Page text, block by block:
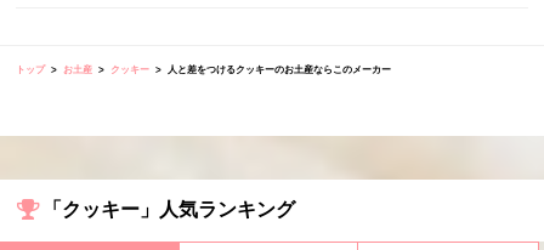
トップ お土産 クッキー 人と差をつけるクッキーのお土産ならこのメーカー
「クッキー」人気ランキング